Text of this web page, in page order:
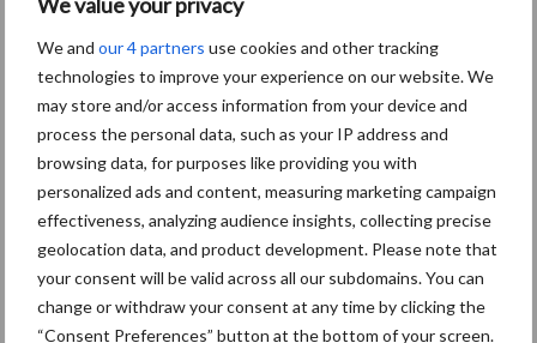
We and our 4 partners use cookies and other tracking
technologies to improve your experience on our website. We
may store and/or access information from your device and
process the personal data, such as your IP address and
browsing data, for purposes like providing you with
personalized ads and content, measuring marketing campaign
effectiveness, analyzing audience insights, collecting precise
geolocation data, and product development. Please note that
your consent will be valid across all our subdomains. You can
change or withdraw your consent at any time by clicking the
“Consent Preferences” button at the bottom of your screen.
“Vraag naar praktische
hygieneoplossingen is in
Polen groter dan ooit”
Drie Franse bedrijven over
de grens van 14.000
kilogram melk